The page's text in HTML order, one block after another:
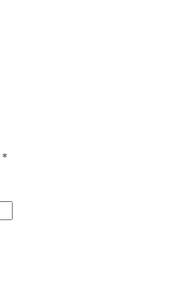
*Erforderlich